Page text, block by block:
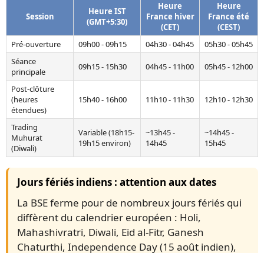
Session
Heure IST
(GMT+5:30)
Heure
France hiver
(CET)
Heure
France été
(CEST)
Pré-ouverture
09h00 - 09h15 04h30 - 04h45
05h30 - 05h45
Séance
principale
09h15 - 15h30 04h45 - 11h00 05h45 - 12h00
Post-clôture
(heures
étendues)
15h40 - 16h00 11h10 - 11h30 12h10 - 12h30
Trading
Muhurat
(Diwali)
Variable (18h15-
19h15 environ)
~13h45 -
14h45
~14h45 -
15h45
Jours fériés indiens : attention aux dates
La BSE ferme pour de nombreux jours fériés qui
diffèrent du calendrier européen : Holi,
Mahashivratri, Diwali, Eid al-Fitr, Ganesh
Chaturthi, Independence Day (15 août indien),